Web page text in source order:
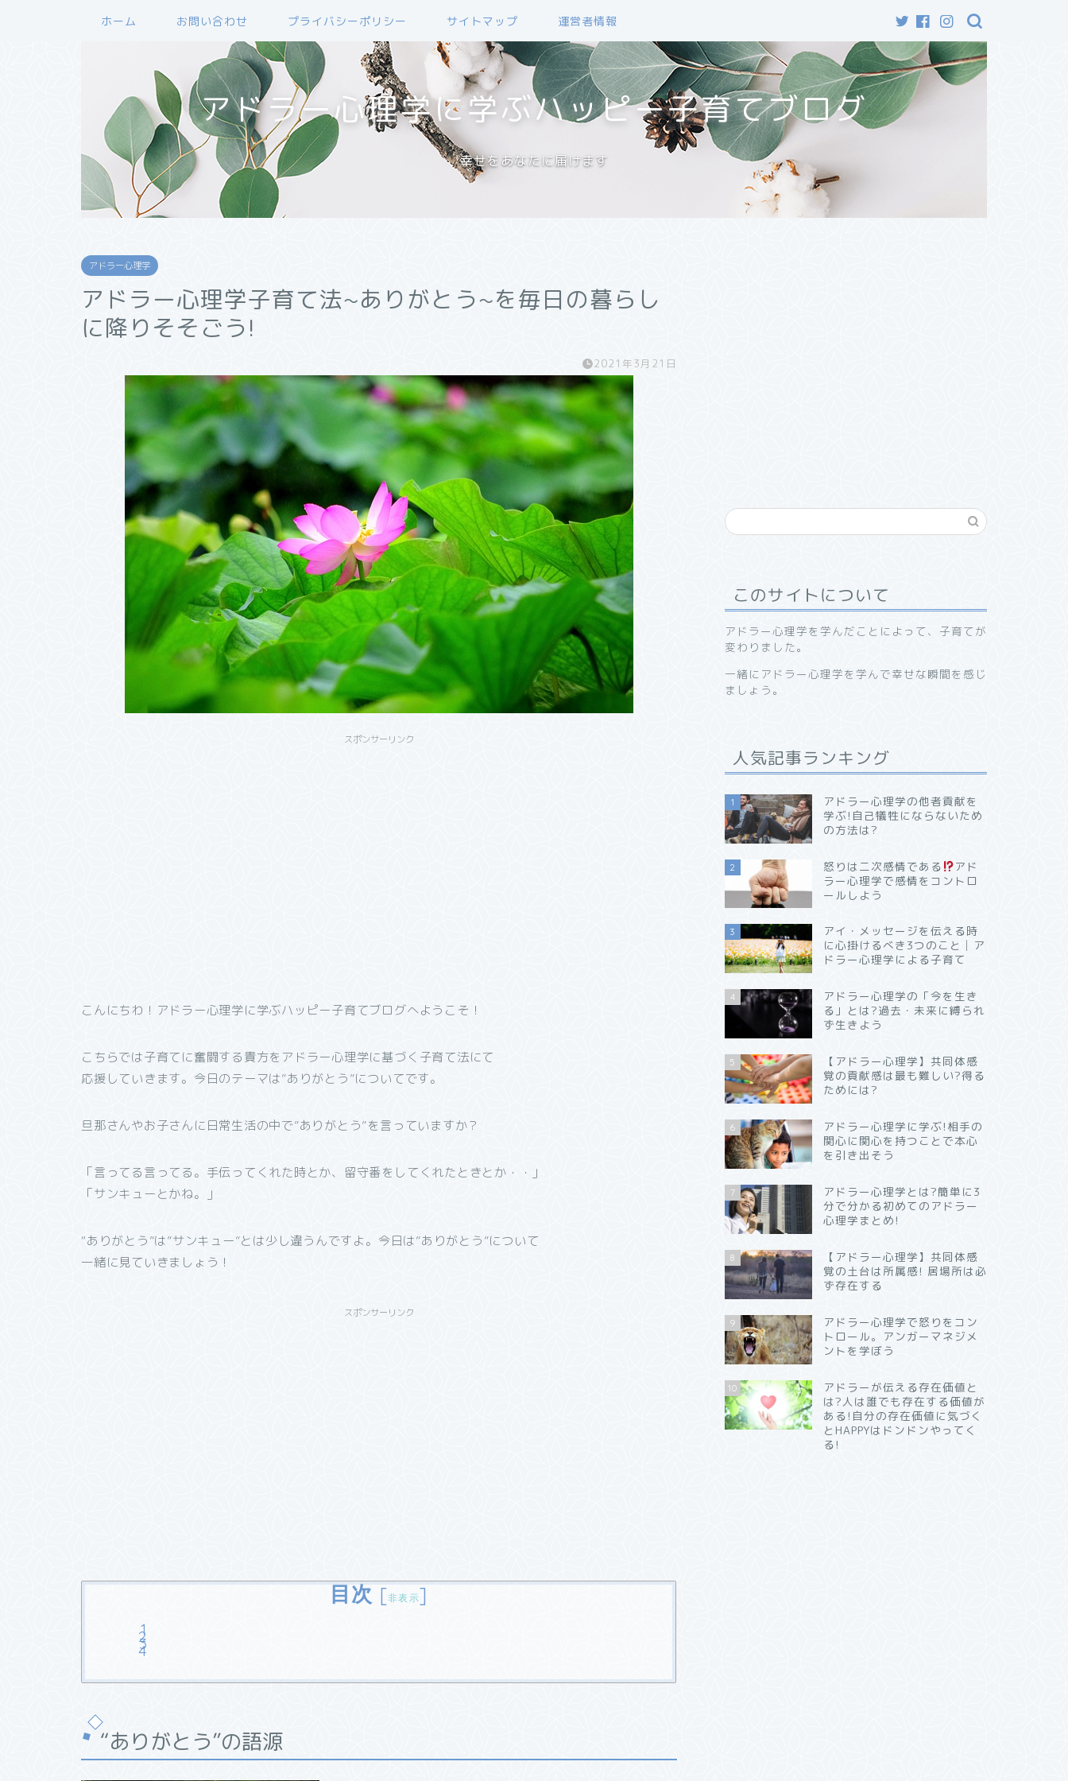
ホーム お問い合わせ プライバシーポリシー サイトマップ 運営者情報
アドラー心理学に学ぶハッピー子育てブログ
幸せをあなたに届けます
アドラー心理学
アドラー心理学子育て法~ありがとう~を毎日の暮らし
に降りそそごう!
2021年3月21日
スポンサーリンク
こんにちわ！アドラー心理学に学ぶハッピー子育てブログへようこそ！
こちらでは子育てに奮闘する貴方をアドラー心理学に基づく子育て法にて
応援していきます。今日のテーマは”ありがとう”についてです。
旦那さんやお子さんに日常生活の中で”ありがとう”を言っていますか？
「言ってる言ってる。手伝ってくれた時とか、留守番をしてくれたときとか・・」
「サンキューとかね。」
“ありがとう”は”サンキュー”とは少し違うんですよ。今日は”ありがとう”について
一緒に見ていきましょう！
スポンサーリンク
目次 [非表示]
“ありがとう”の語源
このサイトについて
アドラー心理学を学んだことによって、子育てが
変わりました。
一緒にアドラー心理学を学んで幸せな瞬間を感じ
ましょう。
人気記事ランキング
1
アドラー心理学の他者貢献を
学ぶ!自己犠牲にならないため
の方法は?
2 怒りは二次感情である
アド
ラー心理学で感情をコントロ
ールしよう
3
アイ・メッセージを伝える時
に心掛けるべき3つのこと│ア
ドラー心理学による子育て
4
アドラー心理学の「今を生き
る」とは?過去・未来に縛られ
ず生きよう
5
【アドラー心理学】共同体感
覚の貢献感は最も難しい?得る
ためには?
6
アドラー心理学に学ぶ!相手の
関心に関心を持つことで本心
を引き出そう
7
アドラー心理学とは?簡単に3
分で分かる初めてのアドラー
心理学まとめ!
8
【アドラー心理学】共同体感
覚の土台は所属感! 居場所は必
ず存在する
9
アドラー心理学で怒りをコン
トロール。アンガーマネジメ
ントを学ぼう
10
アドラーが伝える存在価値と
は?人は誰でも存在する価値が
ある!自分の存在価値に気づく
とHAPPYはドンドンやってく
る!